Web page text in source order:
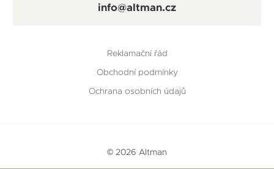
info@altman.cz
Reklamační řád
Obchodní podmínky
Ochrana osobních údajů
© 2026 Altman